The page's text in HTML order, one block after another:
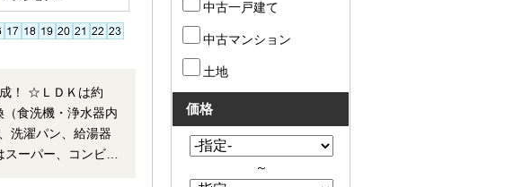
！ ☆ＬＤＫは約
食洗機・浄水器内
洗濯パン、給湯器
中古一戸建て
中古マンション
土地
価格
～